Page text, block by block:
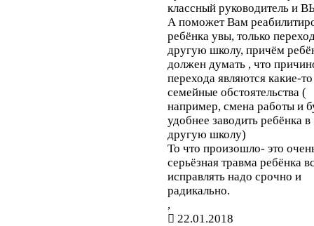
классный руководитель и
А поможет Вам
ребёнка увы, только
другую школу, причём
должен думать , что
перехода являются какие-то
семейные обстоятельства (
например, смена работы и
удобнее заводить ребёнка в
другую школу)
То что произошло- это
серьёзная травма ребёнка
исправлять надо срочно и
радикально.
,
22.01.2018